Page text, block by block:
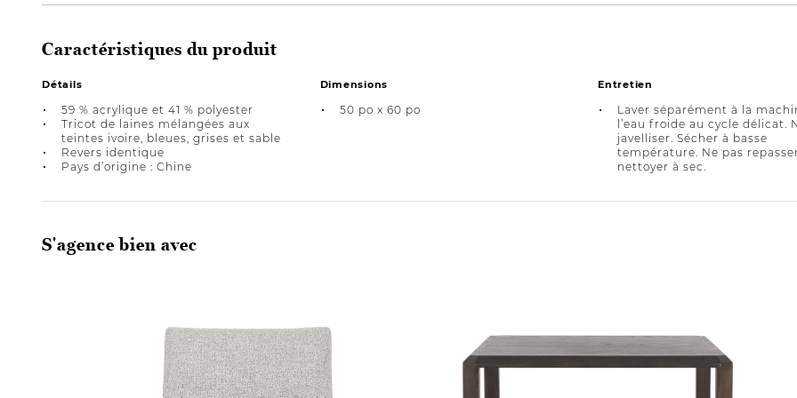
Caractéristiques du produit
Détails
59 % acrylique et 41 % polyester
Tricot de laines mélangées aux
teintes ivoire, bleues, grises et sable
Revers identique
Pays d’origine : Chine
Dimensions
50 po x 60 po
Entretien
Laver séparément à la
l’eau froide au cycle délicat.
javelliser. Sécher à basse
température. Ne pas
nettoyer à sec.
S'agence bien avec